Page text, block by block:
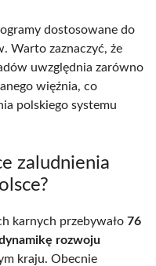
dostosowane do
Warto zaznaczyć, że
uwzględnia zarówno
więźnia, co
polskiego systemu
zaludnienia
karnych przebywało 76
rozwoju
kraju. Obecnie